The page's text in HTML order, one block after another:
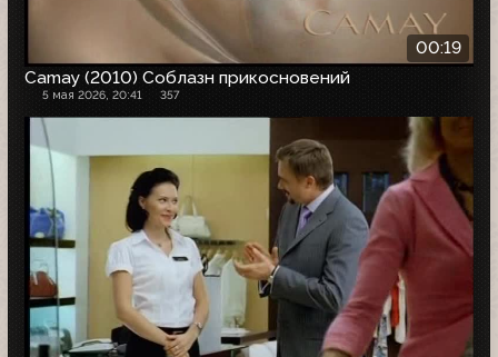
00:19
Camay (2010) Соблазн прикосновений
5 мая 2026, 20:41 357